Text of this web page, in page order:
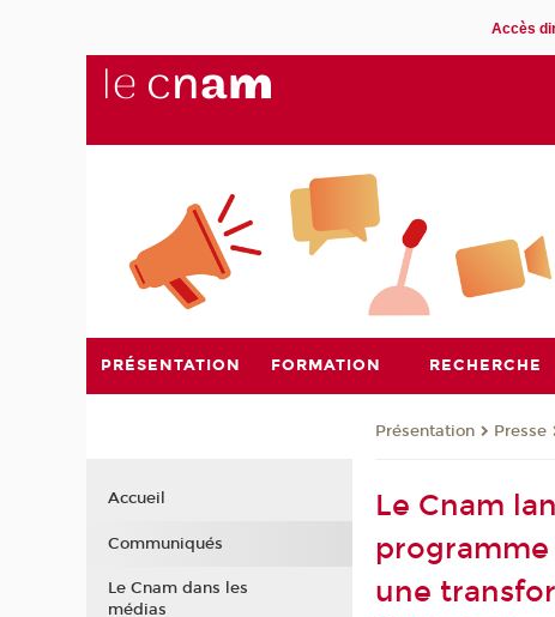
Accès
PRÉSENTATION FORMATION RECHERCHE
Présentation Presse
Le Cnam
programme
une
Accueil
Communiqués
Le Cnam dans les
médias